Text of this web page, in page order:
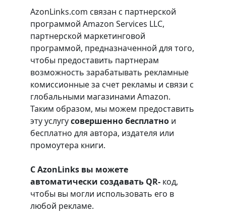
AzonLinks.com связан с партнерской
программой Amazon Services LLC,
партнерской маркетинговой
программой, предназначенной для того,
чтобы предоставить партнерам
возможность зарабатывать рекламные
комиссионные за счет рекламы и связи с
глобальными магазинами Amazon.
Таким образом, мы можем предоставить
эту услугусовершенно бесплатно и
бесплатно для автора, издателя или
промоутера книги.
С AzonLinks вы можете
автоматически создавать QR- код,
чтобы вы могли использовать его в
любой рекламе.